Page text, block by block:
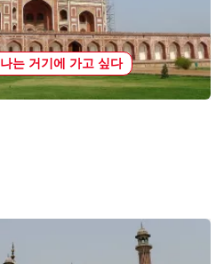
나는 거기에 가고 싶다